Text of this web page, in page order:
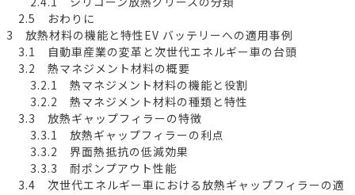
2.5 おわりに
3 放熱材料の機能と特性EV バッテリーへの適用事例
3.1 自動車産業の変革と次世代エネルギー車の台頭
3.2 熱マネジメント材料の概要
3.2.1 熱マネジメント材料の機能と役割
3.2.2 熱マネジメント材料の種類と特性
3.3 放熱ギャップフィラーの特徴
3.3.1 放熱ギャップフィラーの利点
3.3.2 界面熱抵抗の低減効果
3.3.3 耐ポンプアウト性能
3.4 次世代エネルギー車における放熱ギャップフィラーの適